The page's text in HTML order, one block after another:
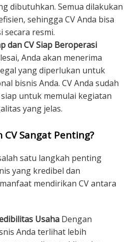
dibutuhkan. Semua dilakukan
sehingga CV Anda bisa
secara resmi.
dan CV Siap Beroperasi
Anda akan menerima
yang diperlukan untuk
bisnis Anda. CV Anda sudah
untuk memulai kegiatan
yang jelas.
Sangat Penting?
satu langkah penting
yang kredibel dan
mendirikan CV antara
Usaha Dengan
Anda terlihat lebih